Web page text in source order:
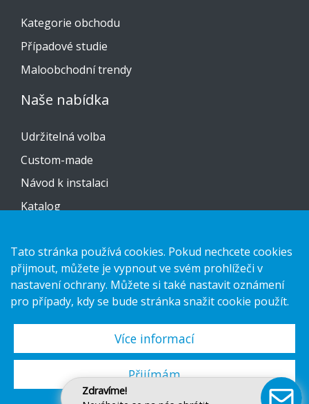
Zdravíme!
Kategorie obchodu
Případové studie
Maloobchodní trendy
Naše nabídka
Udržitelná volba
Custom-made
Návod k instalaci
Katalog
Prohlášení o ochraně osobních údajů
Cookies
Copyright 2026 HL Display AB. All rights reserved.
Tato stránka používá cookies. Pokud nechcete cookies
přijmout, můžete je vypnout ve svém prohlížeči v
nastavení ochrany. Můžete si také nastavit oznámení
pro případy, kdy se bude stránka snažit cookie použít.
Více informací
Přijímám